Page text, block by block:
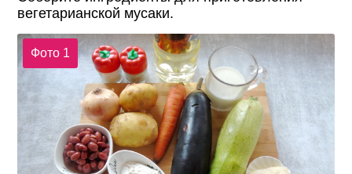
вегетарианской мусаки.
Фото 1